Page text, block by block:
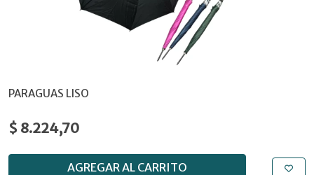
PARAGUAS LISO
$ 8.224,70
AGREGAR AL CARRITO